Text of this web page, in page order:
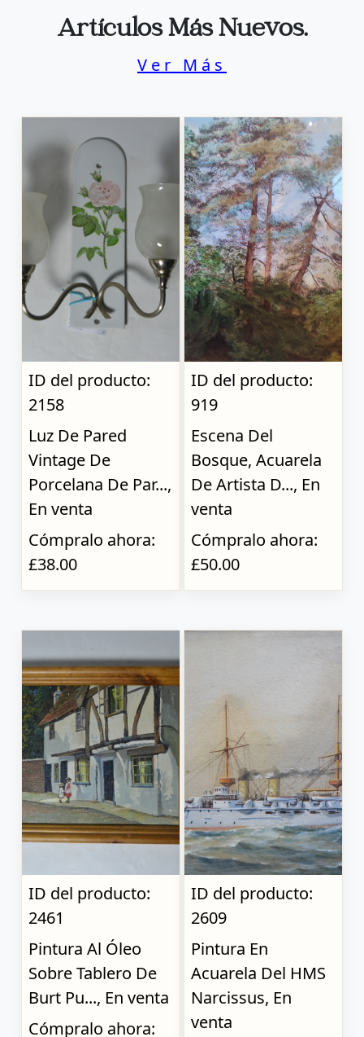
Artículos Más Nuevos.
Ver Más
ID del producto:
2158
Luz De Pared
Vintage De
Porcelana De Par...,
En venta
Cómpralo ahora:
£38.00
ID del producto:
919
Escena Del
Bosque, Acuarela
De Artista D..., En
venta
Cómpralo ahora:
£50.00
ID del producto:
2461
Pintura Al Óleo
Sobre Tablero De
Burt Pu..., En venta
Cómpralo ahora:
ID del producto:
2609
Pintura En
Acuarela Del HMS
Narcissus, En
venta